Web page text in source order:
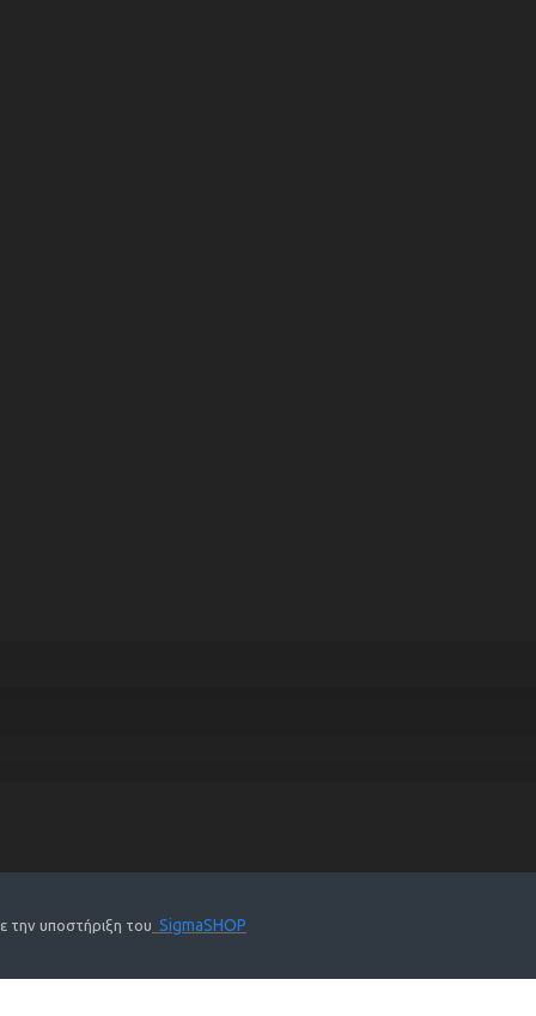
την υποστήριξη του SigmaSHOP